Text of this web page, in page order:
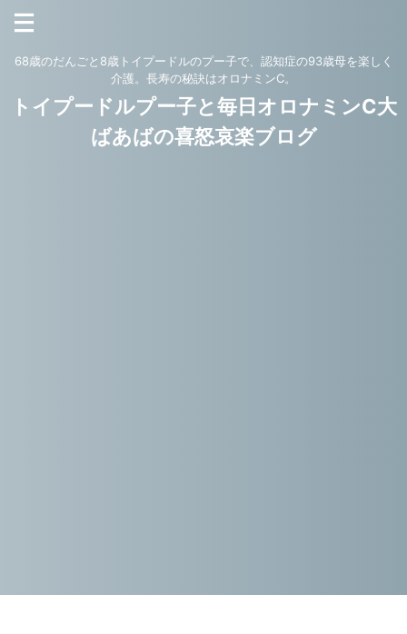
68歳のだんごと8歳トイプードルのプー子で、認知症の93歳母を楽しく
介護。長寿の秘訣はオロナミンC。
トイプードルプー子と毎日オロナミンC大
ばあばの喜怒哀楽ブログ